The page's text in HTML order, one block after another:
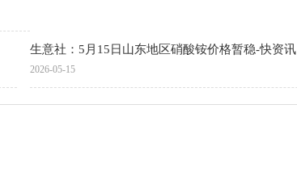
生意社：5月15日山东地区硝酸铵价格暂稳-快资讯
2026-05-15